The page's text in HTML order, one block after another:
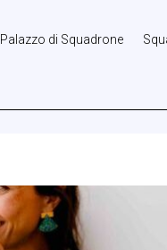
Palazzo di Squadrone